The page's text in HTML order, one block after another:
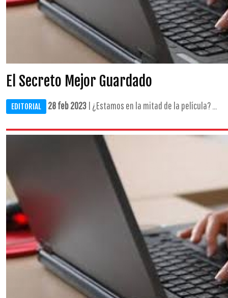
El Secreto Mejor Guardado
EDITORIAL 28 feb 2023 | ¿Estamos en la mitad de la película? ...